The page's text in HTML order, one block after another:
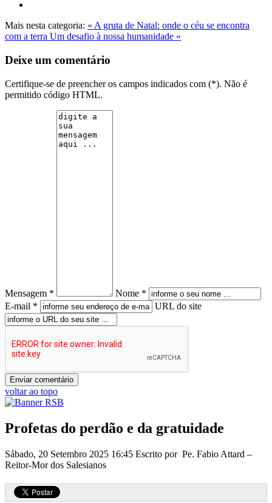
Mais nesta categoria: « A gruta de Natal: onde o céu se encontra
com a terra Um desafio à nossa humanidade »
Deixe um comentário
Certifique-se de preencher os campos indicados com (*). Não é
permitido código HTML.
Mensagem *
Nome *
E-mail *
URL do site
voltar ao topo
Profetas do perdão e da gratuidade
Sábado, 20 Setembro 2025 16:45 Escrito por Pe. Fabio Attard –
Reitor-Mor dos Salesianos